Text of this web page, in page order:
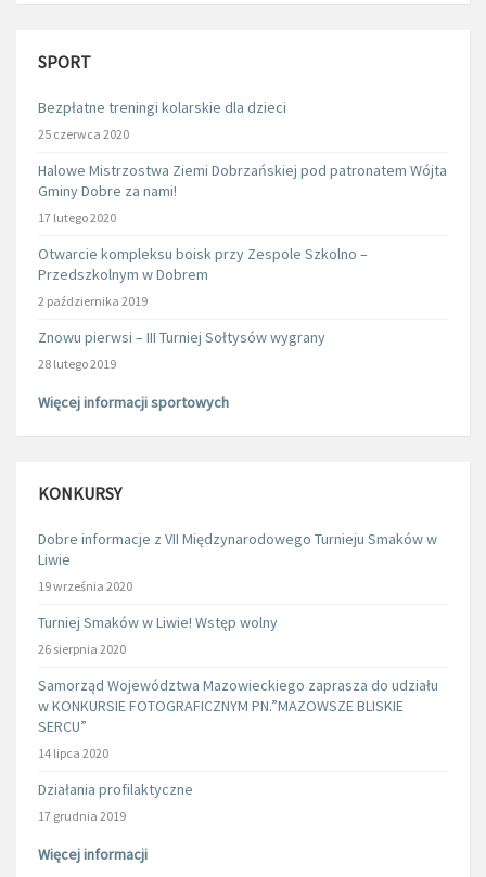
SPORT
Bezpłatne treningi kolarskie dla dzieci
25 czerwca 2020
Halowe Mistrzostwa Ziemi Dobrzańskiej pod patronatem Wójta
Gminy Dobre za nami!
17 lutego 2020
Otwarcie kompleksu boisk przy Zespole Szkolno –
Przedszkolnym w Dobrem
2 października 2019
Znowu pierwsi – III Turniej Sołtysów wygrany
28 lutego 2019
Więcej informacji sportowych
KONKURSY
Dobre informacje z VII Międzynarodowego Turnieju Smaków w
Liwie
19 września 2020
Turniej Smaków w Liwie! Wstęp wolny
26 sierpnia 2020
Samorząd Województwa Mazowieckiego zaprasza do udziału
w KONKURSIE FOTOGRAFICZNYM PN.”MAZOWSZE BLISKIE
SERCU”
14 lipca 2020
Działania profilaktyczne
17 grudnia 2019
Więcej informacji